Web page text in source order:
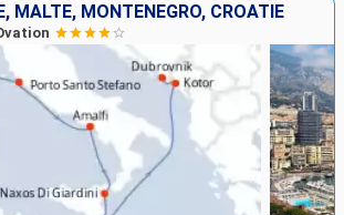
MALTE, MONTÉNÉGRO, CROATIE